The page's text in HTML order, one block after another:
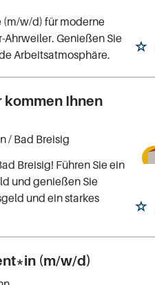
(m/w/d) für moderne
Ahrweiler. Genießen Sie
Arbeitsatmosphäre.
Ihnen
/ Bad Breisig
Breisig! Führen Sie ein
und genießen Sie
und ein starkes
(m/w/d)